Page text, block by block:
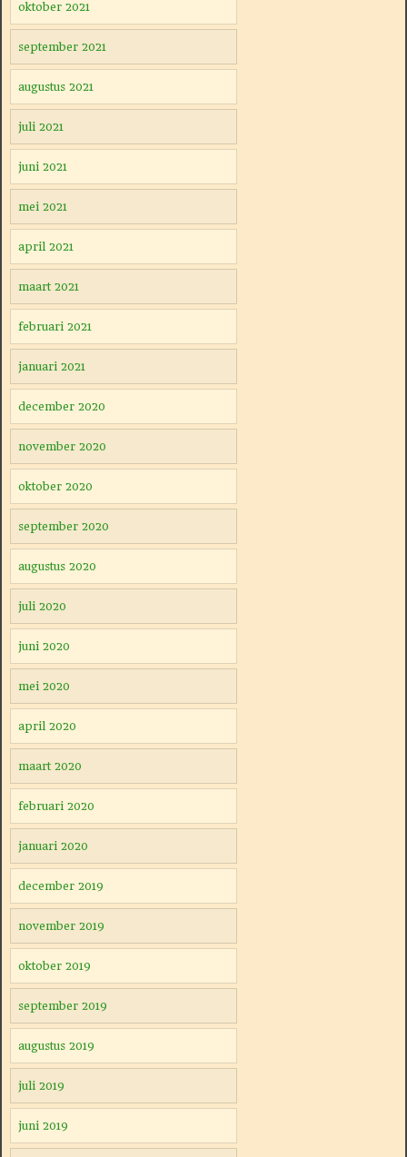
oktober 2021
september 2021
augustus 2021
juli 2021
juni 2021
mei 2021
april 2021
maart 2021
februari 2021
januari 2021
december 2020
november 2020
oktober 2020
september 2020
augustus 2020
juli 2020
juni 2020
mei 2020
april 2020
maart 2020
februari 2020
januari 2020
december 2019
november 2019
oktober 2019
september 2019
augustus 2019
juli 2019
juni 2019